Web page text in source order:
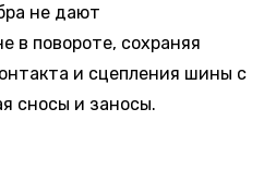
не дают
в повороте, сохраняя
и сцепления шины с
сносы и заносы.